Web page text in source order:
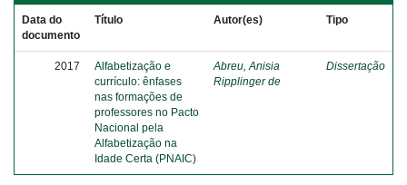
Data do
documento
Título Autor(es) Tipo
2017
Alfabetização e
currículo: ênfases
nas formações de
professores no Pacto
Nacional pela
Alfabetização na
Idade Certa (PNAIC)
Abreu, Anisia
Ripplinger de
Dissertação